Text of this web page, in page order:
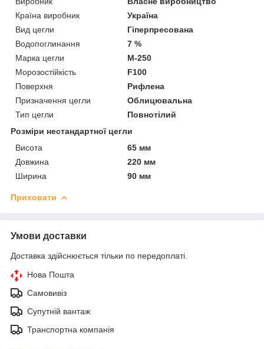
Країна виробник
Україна
Вид цегли
Гіперпресована
Водопоглинання
7 %
Марка цегли
М-250
Морозостійкість
F100
Поверхня
Рифлена
Призначення цегли
Облицювальна
Тип цегли
Повнотілий
Розміри нестандартної цегли
Висота
65 мм
Довжина
220 мм
Ширина
90 мм
Приховати
Умови доставки
Доставка здійснюється тільки по передоплаті.
Нова Пошта
Самовивіз
Супутній вантаж
Транспортна компанія